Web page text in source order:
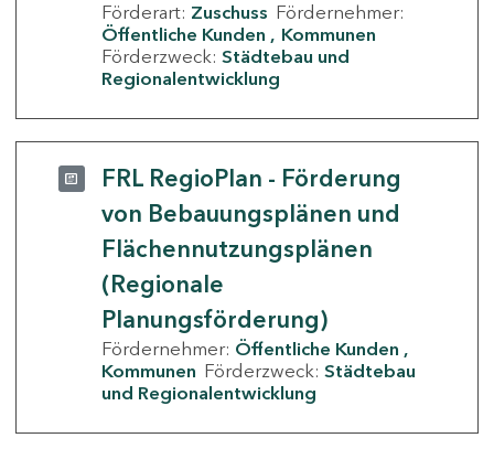
Förderart: Zuschuss Fördernehmer:
Öffentliche Kunden
Kommunen
Förderzweck: Städtebau und
Regionalentwicklung
FRL RegioPlan - Förderung
von Bebauungsplänen und
Flächennutzungsplänen
(Regionale
Planungsförderung)
Fördernehmer: Öffentliche Kunden
Kommunen Förderzweck: Städtebau
und Regionalentwicklung